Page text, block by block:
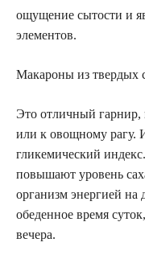
ощущение сытости и
элементов.
Макароны из твердых
Это отличный
или к овощному рагу.
гликемический
повышают уровень
организм энергией на
обеденное время
вечера.